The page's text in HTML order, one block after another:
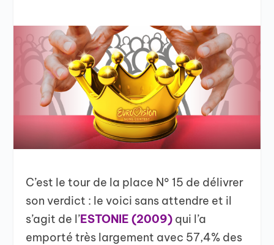
C’est le tour de la place N° 15 de délivrer
son verdict : le voici sans attendre et il
s’agit de l’ESTONIE (2009) qui l’a
emporté très largement avec 57,4% des